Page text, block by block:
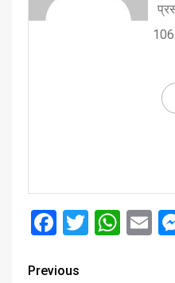
Facebook
Twitter
Previous